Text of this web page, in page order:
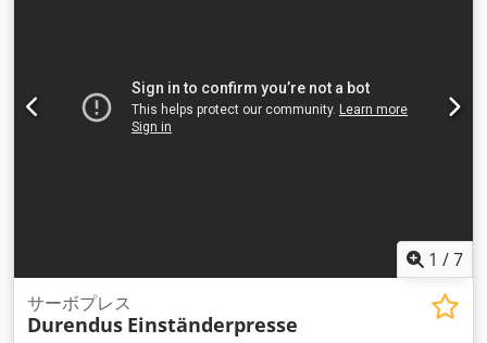
1 /7
サーボプレス
Durendus Einständerpresse